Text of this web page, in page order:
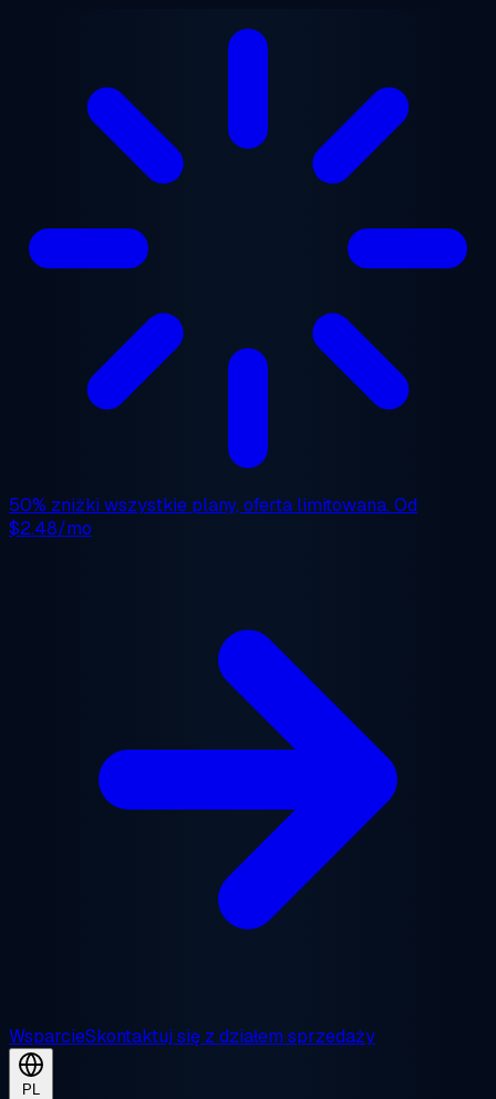
50% zniżki wszystkie plany, oferta limitowana. Od
$2.48/mo
WsparcieSkontaktuj się z działem sprzedaży
PL